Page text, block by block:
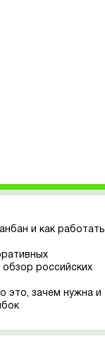
и как работать
российских
это, зачем нужна и